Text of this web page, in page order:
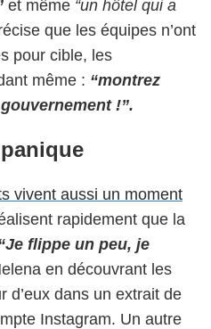
et même “un hôtel qui a
que les équipes n’ont
pour cible, les
même : “montrez
!”.
vivent aussi un moment
rapidement que la
flippe un peu, je
en découvrant les
d’eux dans un extrait de
Instagram. Un autre